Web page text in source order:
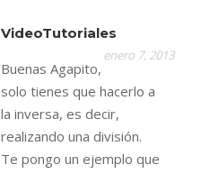
VideoTutoriales
enero 7, 2013
Buenas Agapito,
solo tienes que hacerlo a
la inversa, es decir,
realizando una división.
Te pongo un ejemplo que